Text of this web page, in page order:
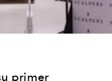
primer